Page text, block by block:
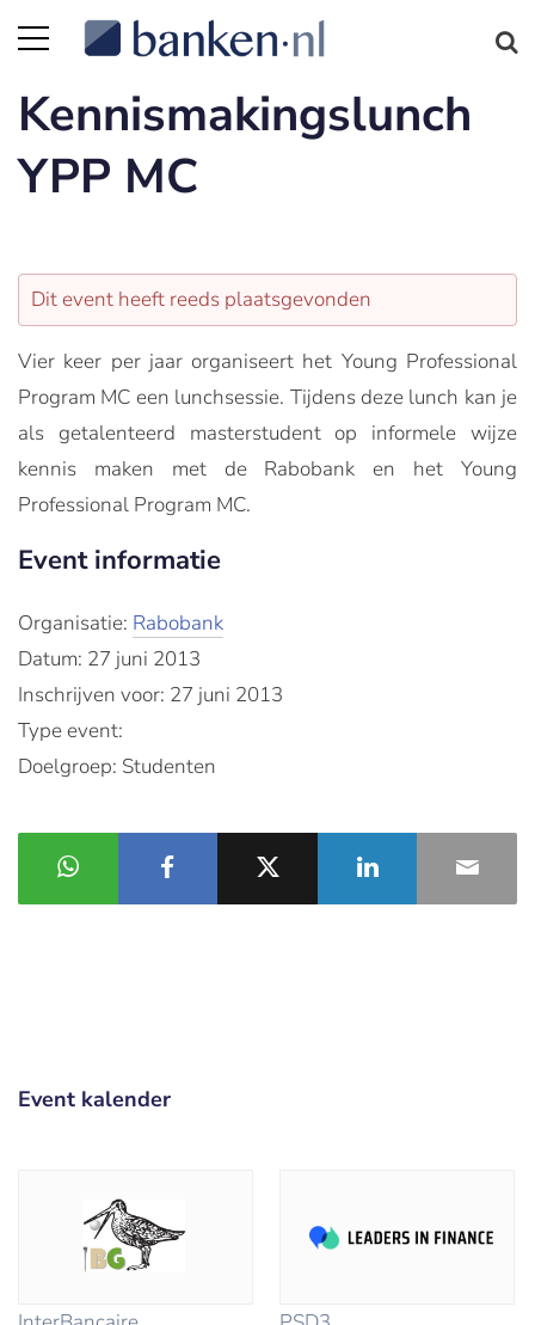
Kennismakingslunch
YPP MC
Dit event heeft reeds plaatsgevonden
Vier keer per jaar organiseert het Young Professional
Program MC een lunchsessie. Tijdens deze lunch kan je
als getalenteerd masterstudent op informele wijze
kennis maken met de Rabobank en het Young
Professional Program MC.
Event informatie
Organisatie: Rabobank
Datum: 27 juni 2013
Inschrijven voor: 27 juni 2013
Type event:
Doelgroep: Studenten
Event kalender